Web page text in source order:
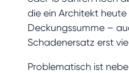
die ein Architekt
Deckungssumme –
Schadenersatz erst
Problematisch ist